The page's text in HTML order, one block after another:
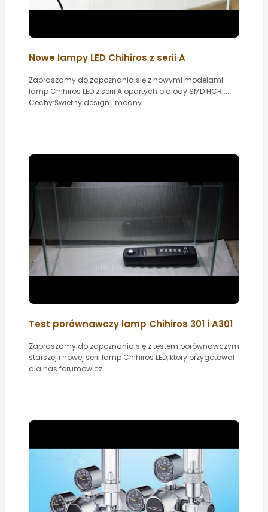
Nowe lampy LED Chihiros z serii A
Zapraszamy do zapoznania się z nowymi modelami
lamp Chihiros LED z serii A opartych o diody SMD HCRI...
Cechy:Świetny design i modny...
Test porównawczy lamp Chihiros 301 i A301
Zapraszamy do zapoznania się z testem porównawczym
starszej i nowej serii lamp Chihiros LED, który przygotował
dla nas forumowicz...